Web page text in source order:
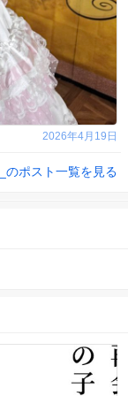
2026年4月19日
のポスト一覧を見る